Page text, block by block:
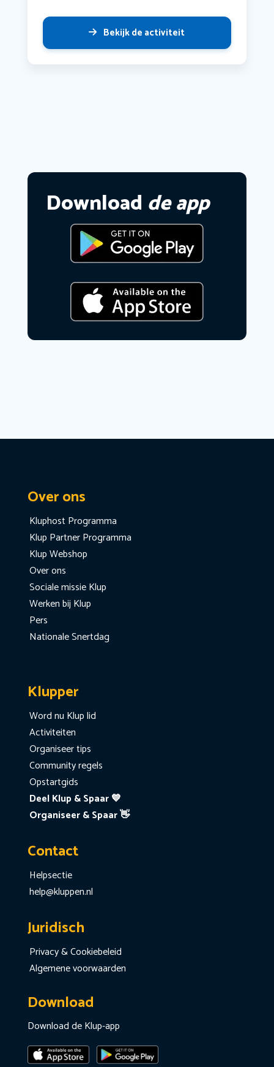
Bekijk de activiteit
Download de app
Over ons
Kluphost Programma
Klup Partner Programma
Klup Webshop
Over ons
Sociale missie Klup
Werken bij Klup
Pers
Nationale Snertdag
Klupper
Word nu Klup lid
Activiteiten
Organiseer tips
Community regels
Opstartgids
Deel Klup & Spaar 💙
Organiseer & Spaar 👋
Contact
Helpsectie
help@kluppen.nl
Juridisch
Privacy & Cookiebeleid
Algemene voorwaarden
Download
Download de Klup-app